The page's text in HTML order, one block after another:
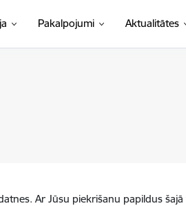
Pakalpojumi Aktualitātes
Ar Jūsu piekrišanu papildus